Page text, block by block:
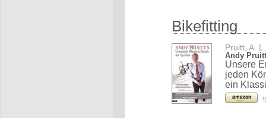
Bikefitting
Pruitt, A.
Andy
Unsere
jeden
ein